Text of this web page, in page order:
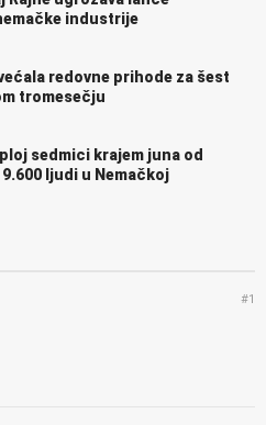
industrije
redovne prihode za šest
tromesečju
sedmici krajem juna od
ljudi u Nemačkoj
#1